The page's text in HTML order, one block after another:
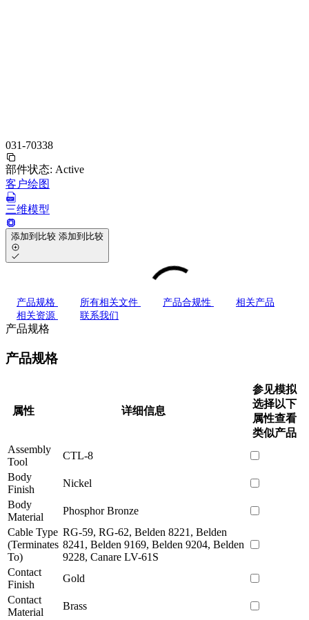
031-70338
部件状态: Active
客户绘图
三维模型
添加到比较 添加到比较
产品规格 所有相关文件 产品合规性
相关产品
相关资源
联系我们
产品规格
产品规格
属性 详细信息
参见模拟
选择以下
属性查看
类似产品
Assembly
Tool
CTL-8
Body
Finish
Nickel
Body
Material
Phosphor Bronze
Cable Type
(Terminates
To)
RG-59, RG-62, Belden 8221, Belden
8241, Belden 9169, Belden 9204, Belden
9228, Canare LV-61S
Contact
Finish
Gold
Contact
Material
Brass